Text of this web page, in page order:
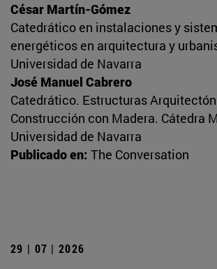
César Martín-Gómez
Catedrático en instalaciones y
energéticos en arquitectura y
Universidad de Navarra
José Manuel Cabrero
Catedrático. Estructuras
Construcción con Madera. Cátedra
Universidad de Navarra
Publicado en: The Conversation
29 | 07 | 2026